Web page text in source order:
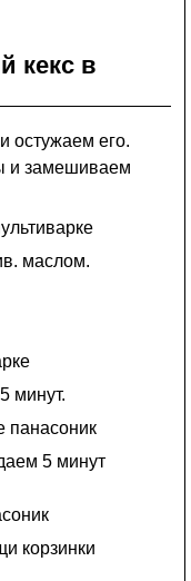
кекс в
остужаем его.
и замешиваем
маслом.
минут.
5 минут
корзинки